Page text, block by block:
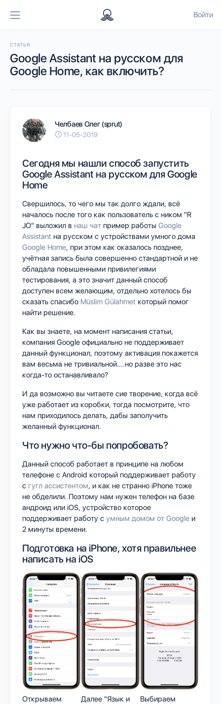
Войти
СТАТЬЯ
Google Assistant на русском для
Google Home, как включить?
Челбаев Олег (sprut)
11-05-2019
Сегодня мы нашли способ запустить
Google Assistant на русском для Google
Home
Свершилось, то чего мы так долго ждали, всё
началось после того как пользователь с ником "R
JO" выложил в наш чат пример работы Google
Assistant на русском с устройствами умного дома
Google Home, при этом как оказалось позднее,
учётная запись была совершенно стандартной и не
обладала повышенными привилегиями
тестирования, а это значит данный способ
доступен всем желающим, отдельно хотелось бы
сказать спасибо Müslim Gülahmet который помог
найти решение.
Как вы знаете, на момент написания статьи,
компания Google официально не поддерживает
данный функционал, поэтому активация покажется
вам весьма не тривиальной....но разве это нас
когда-то останавливало?
И да возможно вы читаете сие творение, когда всё
уже работает из коробки, тогда посмотрите, что
нам приходилось делать, дабы заполучить
желанный функционал.
Что нужно что-бы попробовать?
Данный способ работает в принципе на любом
телефоне с Android который поддерживает работу
с гугл ассистентом, и как не странно iPhone тоже
не обделили. Поэтому нам нужен телефон на базе
андроид или iOS, устройство которое
поддерживает работу с умным домом от Google и
2 минуты времени.
Подготовка на iPhone, хотя правильнее
написать на iOS
Открываем
Далее "Язык и
Выбираем